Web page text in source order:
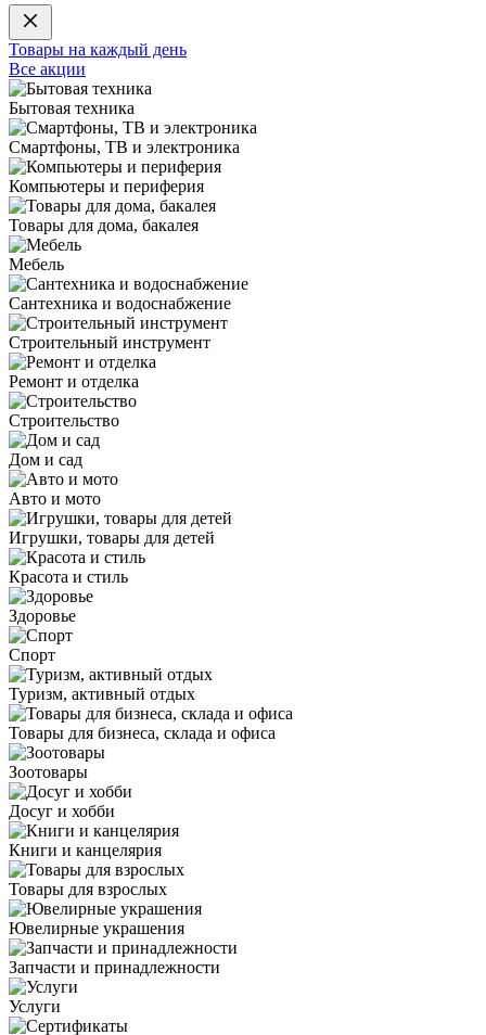
Товары на каждый день
Все акции
Бытовая техника
Смартфоны, ТВ и электроника
Компьютеры и периферия
Товары для дома, бакалея
Мебель
Сантехника и водоснабжение
Строительный инструмент
Ремонт и отделка
Строительство
Дом и сад
Авто и мото
Игрушки, товары для детей
Красота и стиль
Здоровье
Спорт
Туризм, активный отдых
Товары для бизнеса, склада и офиса
Зоотовары
Досуг и хобби
Книги и канцелярия
Товары для взрослых
Ювелирные украшения
Запчасти и принадлежности
Услуги